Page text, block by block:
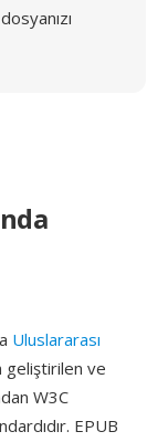
Uluslararası
geliştirilen ve
W3C
EPUB